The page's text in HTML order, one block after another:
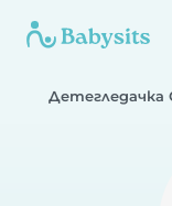
Детегледачка